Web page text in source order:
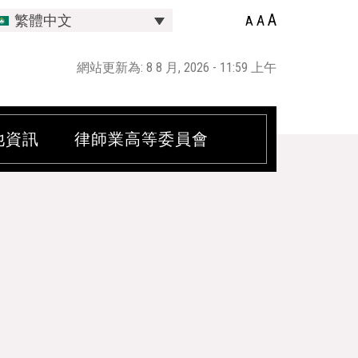
繁體中文 A AA
網站更新為: 8 8 月, 2026 - 11:59 上午
資訊 律師業高等委員會